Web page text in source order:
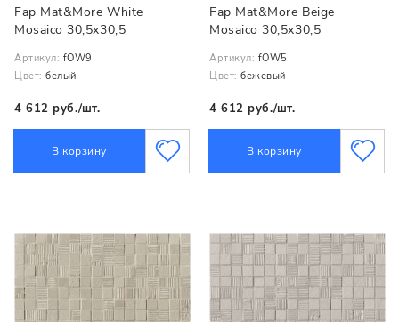
Fap Mat&More White
Mosaico 30,5x30,5
Артикул: fOW9
Цвет: белый
4 612 руб./шт.
В корзину
Fap Mat&More Beige
Mosaico 30,5x30,5
Артикул: fOW5
Цвет: бежевый
4 612 руб./шт.
В корзину